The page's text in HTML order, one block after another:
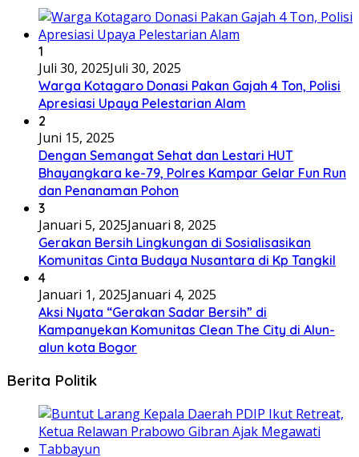
1
Juli 30, 2025Juli 30, 2025
Warga Kotagaro Donasi Pakan Gajah 4 Ton, Polisi
Apresiasi Upaya Pelestarian Alam
2
Juni 15, 2025
Dengan Semangat Sehat dan Lestari HUT
Bhayangkara ke-79, Polres Kampar Gelar Fun Run
dan Penanaman Pohon
3
Januari 5, 2025Januari 8, 2025
Gerakan Bersih Lingkungan di Sosialisasikan
Komunitas Cinta Budaya Nusantara di Kp Tangkil
4
Januari 1, 2025Januari 4, 2025
Aksi Nyata “Gerakan Sadar Bersih” di
Kampanyekan Komunitas Clean The City di Alun-
alun kota Bogor
Berita Politik